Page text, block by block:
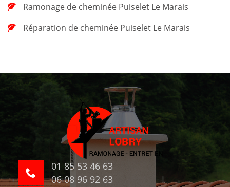
Ramonage de cheminée Puiselet Le Marais
Réparation de cheminée Puiselet Le Marais
01 85 53 46 63
06 08 96 92 63